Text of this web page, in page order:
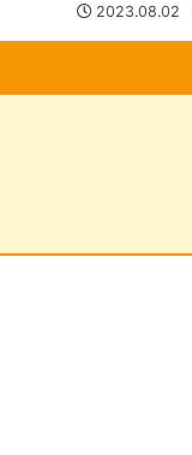
2023.08.02